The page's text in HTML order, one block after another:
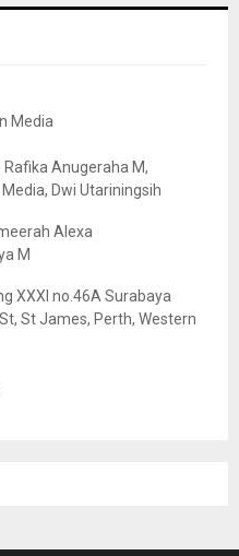
Media
Rafika Anugeraha M,
Dwi Utariningsih
Alexa
M
XXXI no.46A Surabaya
St James, Perth, Western